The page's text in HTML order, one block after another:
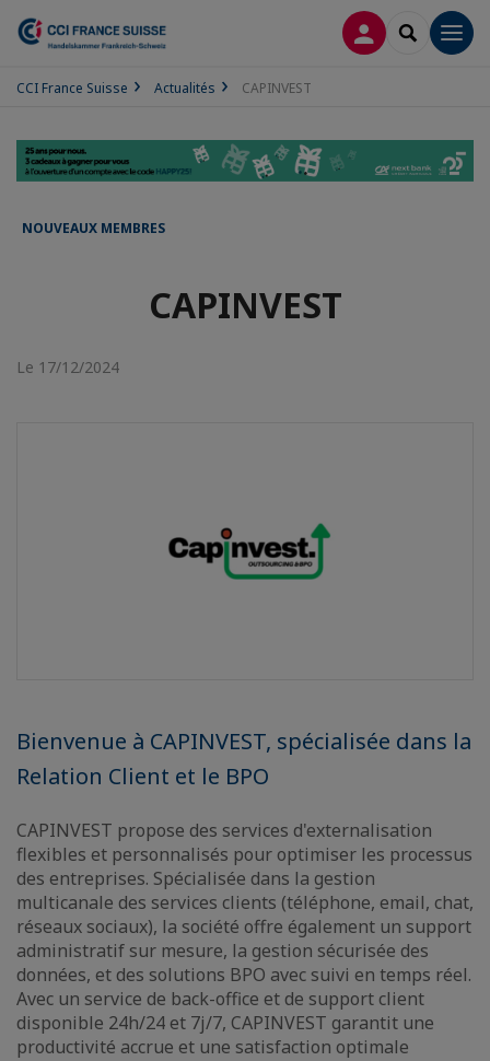
CONNEXION
CCI France Suisse Actualités CAPINVEST
NOUVEAUX MEMBRES
CAPINVEST
Le 17/12/2024
Bienvenue à CAPINVEST, spécialisée dans la
Relation Client et le BPO
CAPINVEST propose des services d'externalisation
flexibles et personnalisés pour optimiser les processus
des entreprises. Spécialisée dans la gestion
multicanale des services clients (téléphone, email, chat,
réseaux sociaux), la société offre également un support
administratif sur mesure, la gestion sécurisée des
données, et des solutions BPO avec suivi en temps réel.
Avec un service de back-office et de support client
disponible 24h/24 et 7j/7, CAPINVEST garantit une
productivité accrue et une satisfaction optimale